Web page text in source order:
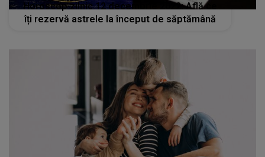
Horoscop zilnic 12 decembrie 2022: Află ce
îți rezervă astrele la început de săptămână